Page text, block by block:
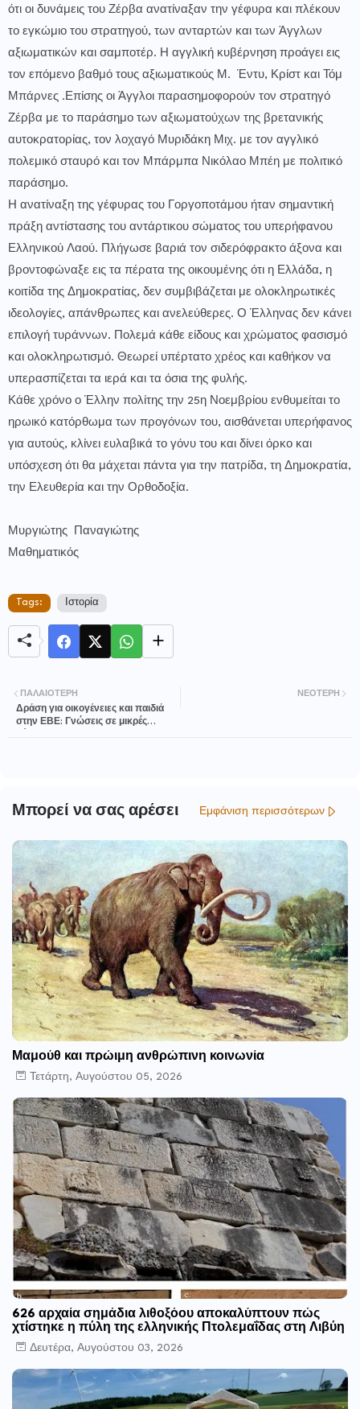
ότι οι δυνάμεις του Ζέρβα ανατίναξαν την γέφυρα και πλέκουν
το εγκώμιο του στρατηγού, των ανταρτών και των Άγγλων
αξιωματικών και σαμποτέρ. Η αγγλική κυβέρνηση προάγει εις
τον επόμενο βαθμό τους αξιωματικούς Μ. Έντυ, Κρίστ και Τόμ
Μπάρνες .Επίσης οι Άγγλοι παρασημοφορούν τον στρατηγό
Ζέρβα με το παράσημο των αξιωματούχων της βρετανικής
αυτοκρατορίας, τον λοχαγό Μυριδάκη Μιχ. με τον αγγλικό
πολεμικό σταυρό και τον Μπάρμπα Νικόλαο Μπέη με πολιτικό
παράσημο.
Η ανατίναξη της γέφυρας του Γοργοποτάμου ήταν σημαντική
πράξη αντίστασης του αντάρτικου σώματος του υπερήφανου
Ελληνικού Λαού. Πλήγωσε βαριά τον σιδερόφρακτο άξονα και
βροντοφώναξε εις τα πέρατα της οικουμένης ότι η Ελλάδα, η
κοιτίδα της Δημοκρατίας, δεν συμβιβάζεται με ολοκληρωτικές
ιδεολογίες, απάνθρωπες και ανελεύθερες. Ο Έλληνας δεν κάνει
επιλογή τυράννων. Πολεμά κάθε είδους και χρώματος φασισμό
και ολοκληρωτισμό. Θεωρεί υπέρτατο χρέος και καθήκον να
υπερασπίζεται τα ιερά και τα όσια της φυλής.
Κάθε χρόνο ο Έλλην πολίτης την 25η Νοεμβρίου ενθυμείται το
ηρωικό κατόρθωμα των προγόνων του, αισθάνεται υπερήφανος
για αυτούς, κλίνει ευλαβικά το γόνυ του και δίνει όρκο και
υπόσχεση ότι θα μάχεται πάντα για την πατρίδα, τη Δημοκρατία,
την Ελευθερία και την Ορθοδοξία.
Μυργιώτης Παναγιώτης
Μαθηματικός
Tags: Ιστορία
ΝΕΌΤΕΡΗ
ΠΑΛΑΙΌΤΕΡΗ
Δράση για οικογένειες και παιδιά
στην ΕΒΕ: Γνώσεις σε μικρές
Μπορεί να σας αρέσει Εμφάνιση περισσότερων
Μαμούθ και πρώιμη ανθρώπινη κοινωνία
Τετάρτη, Αυγούστου 05, 2026
626 αρχαία σημάδια λιθοξόου αποκαλύπτουν πώς
χτίστηκε η πύλη της ελληνικής Πτολεμαΐδας στη Λιβύη
Δευτέρα, Αυγούστου 03, 2026